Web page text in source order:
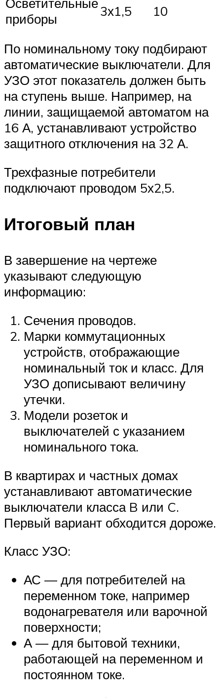
приборы
3х1,5 10
По номинальному току подбирают
автоматические выключатели. Для
УЗО этот показатель должен быть
на ступень выше. Например, на
линии, защищаемой автоматом на
16 А, устанавливают устройство
защитного отключения на 32 А.
Трехфазные потребители
подключают проводом 5х2,5.
Итоговый план
В завершение на чертеже
указывают следующую
информацию:
Сечения проводов.
Марки коммутационных
устройств, отображающие
номинальный ток и класс. Для
УЗО дописывают величину
утечки.
Модели розеток и
выключателей с указанием
номинального тока.
В квартирах и частных домах
устанавливают автоматические
выключатели класса B или C.
Первый вариант обходится дороже.
Класс УЗО:
АС — для потребителей на
переменном токе, например
водонагревателя или варочной
поверхности;
А — для бытовой техники,
работающей на переменном и
постоянном токе.